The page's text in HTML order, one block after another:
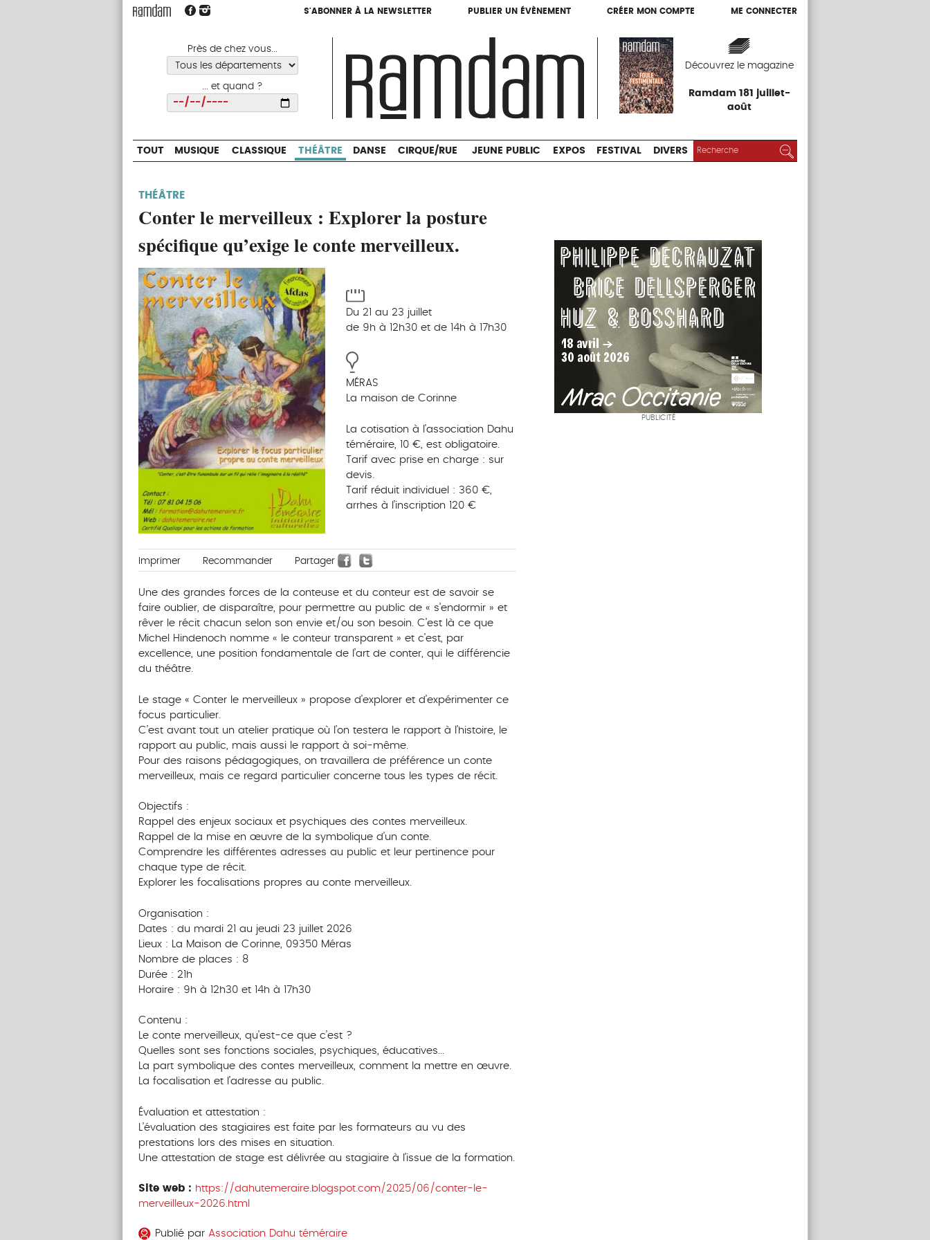
S'ABONNER À LA NEWSLETTER PUBLIER UN ÉVÈNEMENT CRÉER MON COMPTE ME CONNECTER
Près de chez vous...
... et quand ?
Découvrez le magazine
Ramdam 181 juillet-
août
S'ABONNER À LA NEWSLETTER PUBLIER UN ÉVÈNEMENT CRÉER MON COMPTE ME CONNECTER
CIRQUE/RUE JEUNE PUBLIC EXPOS
TOUT MUSIQUE CLASSIQUE THÉÂTRE DANSE CIRQUE/RUE JEUNE PUBLIC EXPOS FESTIVAL DIVERS RECHERCHER :
THÉÂTRE
Conter le merveilleux : Explorer la posture
spécifique qu’exige le conte merveilleux.
Du 21 au 23 juillet
de 9h à 12h30 et de 14h à 17h30
MÉRAS
La maison de Corinne
La cotisation à l’association Dahu
téméraire, 10 €, est obligatoire.
Tarif avec prise en charge : sur
devis.
Tarif réduit individuel : 360 €,
arrhes à l’inscription 120 €
Imprimer Recommander Partager
Une des grandes forces de la conteuse et du conteur est de savoir se
faire oublier, de disparaître, pour permettre au public de « s’endormir » et
rêver le récit chacun selon son envie et/ou son besoin. C’est là ce que
Michel Hindenoch nomme « le conteur transparent » et c’est, par
excellence, une position fondamentale de l’art de conter, qui le différencie
du théâtre.
Le stage « Conter le merveilleux » propose d’explorer et d’expérimenter ce
focus particulier.
C’est avant tout un atelier pratique où l’on testera le rapport à l’histoire, le
rapport au public, mais aussi le rapport à soi-même.
Pour des raisons pédagogiques, on travaillera de préférence un conte
merveilleux, mais ce regard particulier concerne tous les types de récit.
Objectifs :
Rappel des enjeux sociaux et psychiques des contes merveilleux.
Rappel de la mise en œuvre de la symbolique d’un conte.
Comprendre les différentes adresses au public et leur pertinence pour
chaque type de récit.
Explorer les focalisations propres au conte merveilleux.
Organisation :
Dates : du mardi 21 au jeudi 23 juillet 2026
Lieux : La Maison de Corinne, 09350 Méras
Nombre de places : 8
Durée : 21h
Horaire : 9h à 12h30 et 14h à 17h30
Contenu :
Le conte merveilleux, qu’est-ce que c’est ?
Quelles sont ses fonctions sociales, psychiques, éducatives...
La part symbolique des contes merveilleux, comment la mettre en œuvre.
La focalisation et l’adresse au public.
Évaluation et attestation :
L’évaluation des stagiaires est faite par les formateurs au vu des
prestations lors des mises en situation.
Une attestation de stage est délivrée au stagiaire à l’issue de la formation.
Site web : https://dahutemeraire.blogspot.com/2025/06/conter-le-
merveilleux-2026.html
Publié par Association Dahu téméraire
PUBLICITÉ